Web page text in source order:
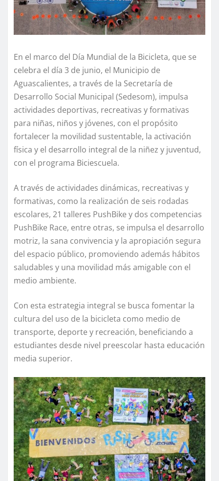
En el marco del Día Mundial de la Bicicleta, que se
celebra el día 3 de junio, el Municipio de
Aguascalientes, a través de la Secretaría de
Desarrollo Social Municipal (Sedesom), impulsa
actividades deportivas, recreativas y formativas
para niñas, niños y jóvenes, con el propósito
fortalecer la movilidad sustentable, la activación
física y el desarrollo integral de la niñez y juventud,
con el programa Biciescuela.
A través de actividades dinámicas, recreativas y
formativas, como la realización de seis rodadas
escolares, 21 talleres PushBike y dos competencias
PushBike Race, entre otras, se impulsa el desarrollo
motriz, la sana convivencia y la apropiación segura
del espacio público, promoviendo además hábitos
saludables y una movilidad más amigable con el
medio ambiente.
Con esta estrategia integral se busca fomentar la
cultura del uso de la bicicleta como medio de
transporte, deporte y recreación, beneficiando a
estudiantes desde nivel preescolar hasta educación
media superior.